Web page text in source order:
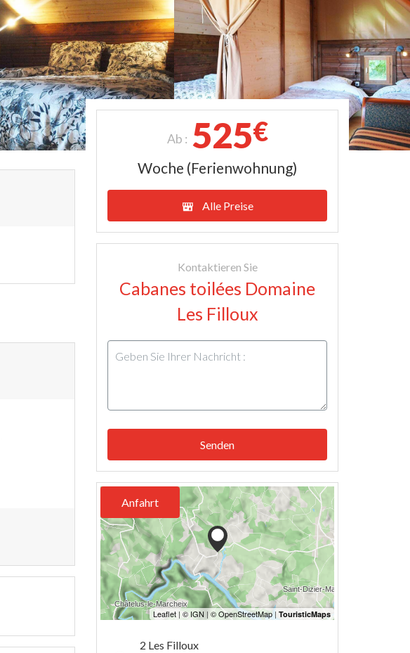
Ab : 525€
Woche (Ferienwohnung)
Alle Preise
Kontaktieren Sie
Cabanes toilées Domaine
Les Filloux
Senden
Anfahrt
2 Les Filloux